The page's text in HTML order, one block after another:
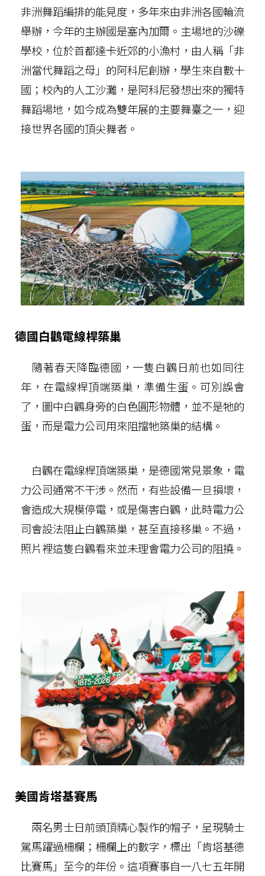
非洲舞蹈編排的能見度，多年來由非洲各國輪流
舉辦，今年的主辦國是塞內加爾。主場地的沙礫
學校，位於首都達卡近郊的小漁村，由人稱「非
洲當代舞蹈之母」的阿科尼創辦，學生來自數十
國；校內的人工沙灘，是阿科尼發想出來的獨特
舞蹈場地，如今成為雙年展的主要舞臺之一，迎
接世界各國的頂尖舞者。
德國白鸛電線桿築巢
隨著春天降臨德國，一隻白鸛日前也如同往
年，在電線桿頂端築巢，準備生蛋。可別誤會
了，圖中白鸛身旁的白色圓形物體，並不是牠的
蛋，而是電力公司用來阻擋牠築巢的結構。
白鸛在電線桿頂端築巢，是德國常見景象，電
力公司通常不干涉。然而，有些設備一旦損壞，
會造成大規模停電，或是傷害白鸛，此時電力公
司會設法阻止白鸛築巢，甚至直接移巢。不過，
照片裡這隻白鸛看來並未理會電力公司的阻撓。
美國肯塔基賽馬
兩名男士日前頭頂精心製作的帽子，呈現騎士
駕馬躍過柵欄；柵欄上的數字，標出「肯塔基德
比賽馬」至今的年份。這項賽事自一八七五年開